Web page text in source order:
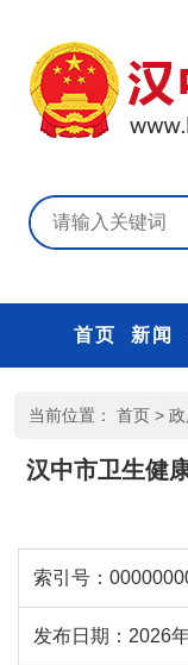
首页 新闻
当前位置： 首页 >
汉中市卫生健
索引号：
发布日期： 2026